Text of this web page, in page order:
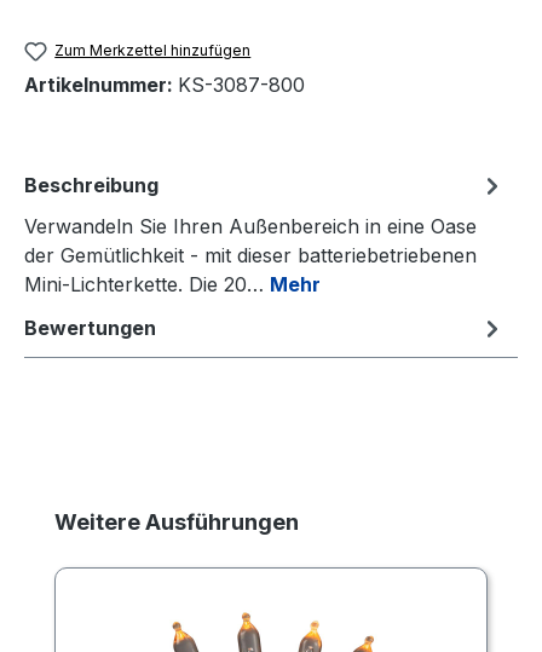
Zum Merkzettel hinzufügen
Artikelnummer: KS-3087-800
Beschreibung
Verwandeln Sie Ihren Außenbereich in eine Oase
der Gemütlichkeit - mit dieser batteriebetriebenen
Mini-Lichterkette. Die 20… Mehr
Bewertungen
Produktgalerie überspringen
Weitere Ausführungen